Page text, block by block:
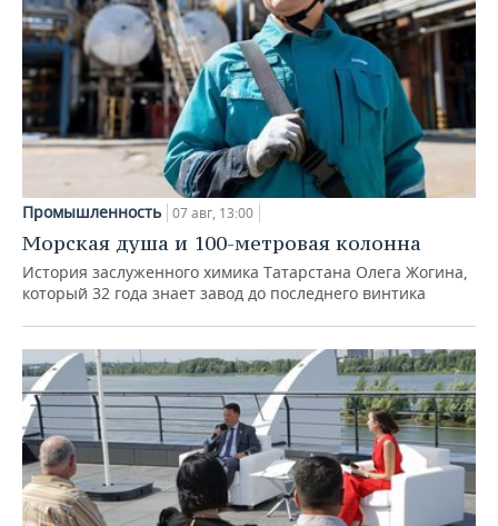
Промышленность 07 авг, 13:00
Морская душа и 100-метровая колонна
История заслуженного химика Татарстана Олега Жогина,
который 32 года знает завод до последнего винтика